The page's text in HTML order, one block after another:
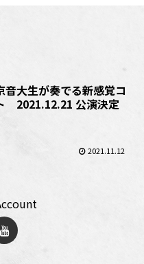
音大生が奏でる新感覚コ
2021.12.21 公演決定
2021.11.12